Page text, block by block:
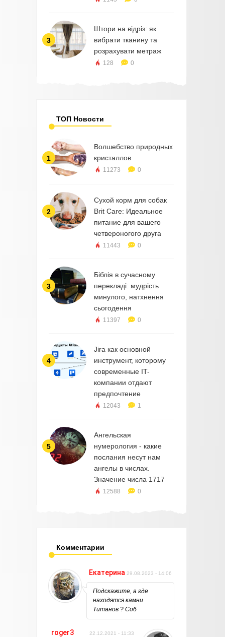
3
Штори на відріз: як
вибрати тканину та
розрахувати метраж
128 0
ТОП Новости
1
Волшебство природных
кристаллов
11273 0
2
Сухой корм для собак
Brit Care: Идеальное
питание для вашего
четвероногого друга
11443 0
3
Біблія в сучасному
перекладі: мудрість
минулого, натхнення
сьогодення
11397 0
4
Jira как основной
инструмент, которому
современные IT-
компании отдают
предпочтение
12043 1
5
Ангельская
нумерология - какие
послания несут нам
ангелы в числах.
Значение числа 1717
12588 0
Комментарии
Екатерина 29.08.2023 - 14:06
Подскажите, а где
находятся камни
Титанов ? Соб
roger3 22.12.2021 - 11:33